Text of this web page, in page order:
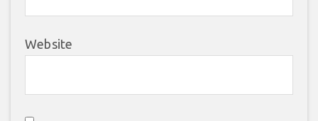
Website